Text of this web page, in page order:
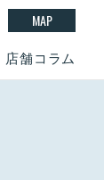
店舗コラム
MAP